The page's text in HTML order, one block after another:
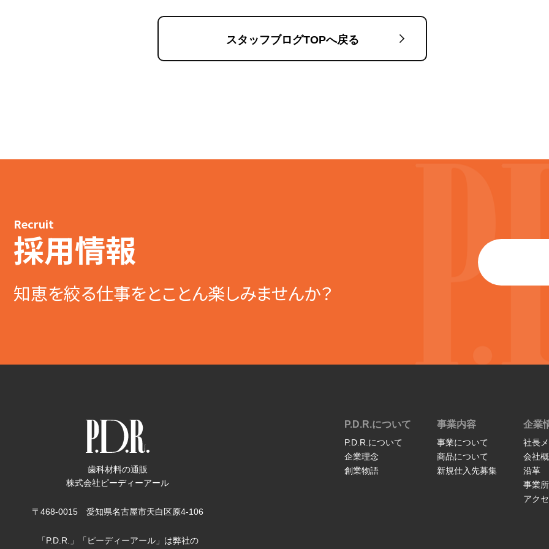
スタッフブログTOPへ戻る
Recruit
採用情報
知恵を絞る仕事をとことん楽しみませんか？
歯科材料の通販
株式会社ピーディーアール
〒468-0015 愛知県名古屋市天白区原4-106
「P.D.R.」「ピーディーアール」は弊社の
P.D.R.について
P.D.R.について
企業理念
創業物語
事業内容
事業について
商品について
新規仕入先募集
企業
社長
会社
沿革
事業所
アク